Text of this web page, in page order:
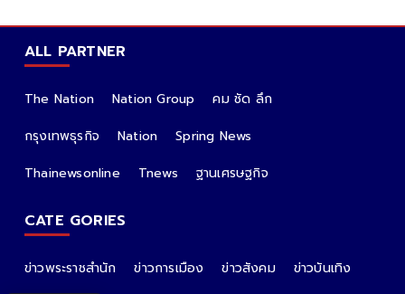
ALL PARTNER
The Nation Nation Group
คม ชัด ลึก
กรุงเทพธุรกิจ
Nation
Spring News
Thainewsonline
Tnews ฐานเศรษฐกิจ
CATE GORIES
ข่าวพระราชสำนัก ข่าวการเมือง ข่าวสังคม
ข่าวบันเทิง